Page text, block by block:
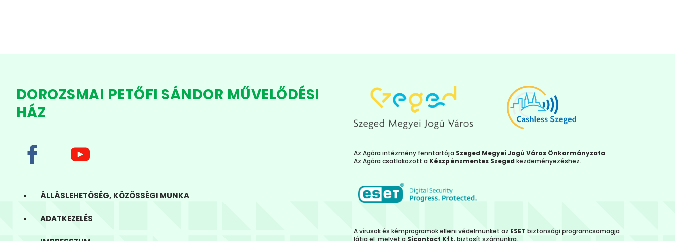
DOROZSMAI PETŐFI SÁNDOR MŰVELŐDÉSI
HÁZ
ÁLLÁSLEHETŐSÉG, KÖZÖSSÉGI MUNKA
ADATKEZELÉS
Az Agóra intézmény fenntartója Szeged Megyei Jogú Város Önkormányzata.
Az Agóra csatlakozott a Készpénzmentes Szeged kezdeményezéshez.
A vírusok és kémprogramok elleni védelmünket az ESET biztonsági programcsomagja
látja el, melyet a Sicontact Kft. biztosít számunkra.